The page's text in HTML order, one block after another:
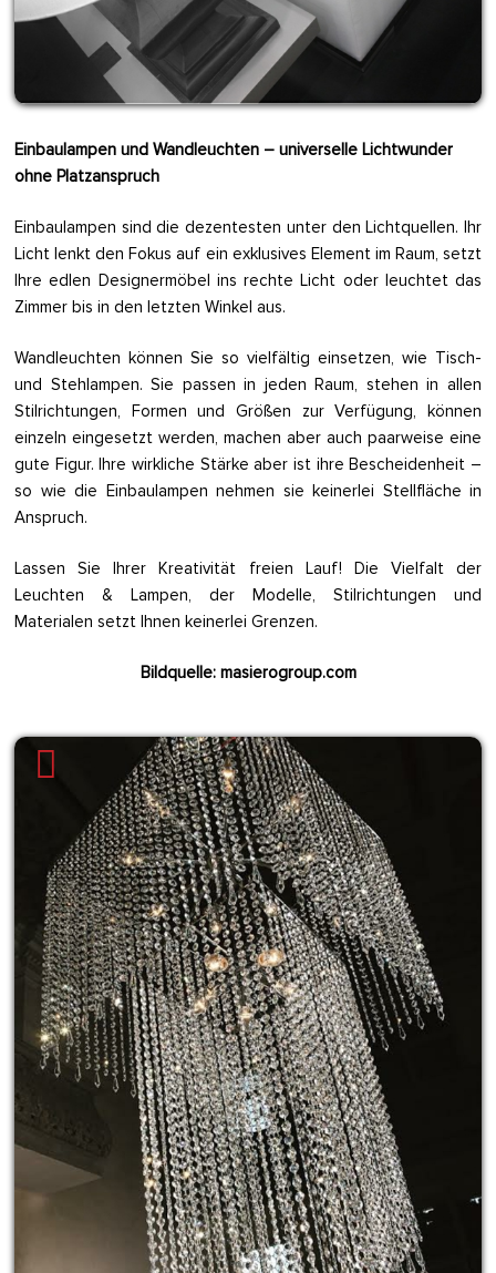
Einbaulampen und Wandleuchten – universelle Lichtwunder
ohne Platzanspruch
Einbaulampen sind die dezentesten unter den Lichtquellen. Ihr
Licht lenkt den Fokus auf ein exklusives Element im Raum, setzt
Ihre edlen Designermöbel ins rechte Licht oder leuchtet das
Zimmer bis in den letzten Winkel aus.
Wandleuchten können Sie so vielfältig einsetzen, wie Tisch-
und Stehlampen. Sie passen in jeden Raum, stehen in allen
Stilrichtungen, Formen und Größen zur Verfügung, können
einzeln eingesetzt werden, machen aber auch paarweise eine
gute Figur. Ihre wirkliche Stärke aber ist ihre Bescheidenheit –
so wie die Einbaulampen nehmen sie keinerlei Stellfläche in
Anspruch.
Lassen Sie Ihrer Kreativität freien Lauf! Die Vielfalt der
Leuchten & Lampen, der Modelle, Stilrichtungen und
Materialen setzt Ihnen keinerlei Grenzen.
Bildquelle: masierogroup.com